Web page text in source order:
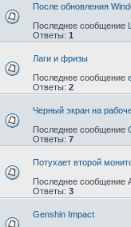
После обновления
Последнее сообщение
Ответы: 1
Лаги и фризы
Последнее сообщение
Ответы: 2
Черный экран на
Последнее сообщение
Ответы: 7
Потухает второй
Последнее сообщение
Ответы: 3
Genshin Impact